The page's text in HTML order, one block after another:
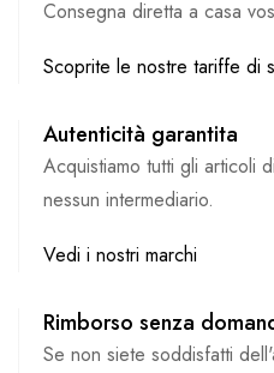
Consegna diretta a casa
Scoprite le nostre tariffe di
Autenticità garantita
Acquistiamo tutti gli articoli
nessun intermediario.
Vedi i nostri marchi
Rimborso senza
Se non siete soddisfatti